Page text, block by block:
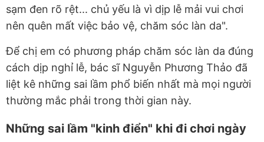
sạm đen rõ rệt... chủ yếu là vì dịp lễ mải vui chơi
nên quên mất việc bảo vệ, chăm sóc làn da".
Để chị em có phương pháp chăm sóc làn da đúng
cách dịp nghỉ lễ, bác sĩ Nguyễn Phương Thảo đã
liệt kê những sai lầm phổ biến nhất mà mọi người
thường mắc phải trong thời gian này.
Những sai lầm "kinh điển" khi đi chơi ngày